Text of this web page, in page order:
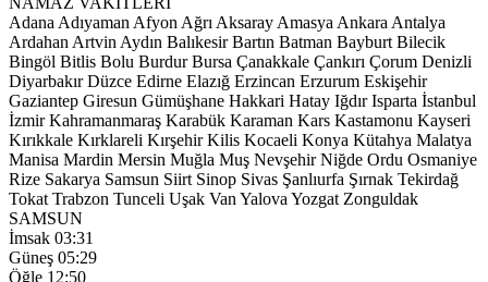
Adana Adıyaman Afyon Ağrı Aksaray Amasya Ankara Antalya
Ardahan Artvin Aydın Balıkesir Bartın Batman Bayburt Bilecik
Bingöl Bitlis Bolu Burdur Bursa Çanakkale Çankırı Çorum Denizli
Diyarbakır Düzce Edirne Elazığ Erzincan Erzurum Eskişehir
Gaziantep Giresun Gümüşhane Hakkari Hatay Iğdır Isparta İstanbul
İzmir Kahramanmaraş Karabük Karaman Kars Kastamonu Kayseri
Kırıkkale Kırklareli Kırşehir Kilis Kocaeli Konya Kütahya Malatya
Manisa Mardin Mersin Muğla Muş Nevşehir Niğde Ordu Osmaniye
Rize Sakarya Samsun Siirt Sinop Sivas Şanlıurfa Şırnak Tekirdağ
Tokat Trabzon Tunceli Uşak Van Yalova Yozgat Zonguldak
SAMSUN
İmsak 03:31
Güneş 05:29
Öğle 12:50